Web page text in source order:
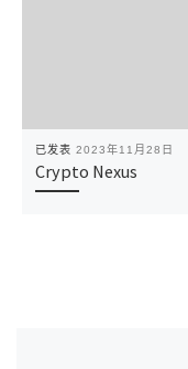
已发表 2023年11月28日
Crypto Nexus